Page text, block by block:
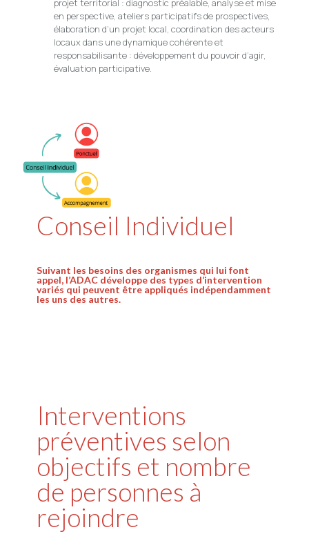
projet territorial : diagnostic préalable, analyse et mise
en perspective, ateliers participatifs de prospectives,
élaboration d’un projet local, coordination des acteurs
locaux dans une dynamique cohérente et
responsabilisante : développement du pouvoir d’agir,
évaluation participative.
Conseil Individuel
Suivant les besoins des organismes qui lui font
appel, l’ADAC développe des types d’intervention
variés qui peuvent être appliqués indépendamment
les uns des autres.
Interventions
préventives selon
objectifs et nombre
de personnes à
rejoindre